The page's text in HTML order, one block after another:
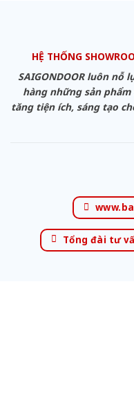
HỆ THỐNG
SAIGONDOOR luôn nỗ
hàng những sản
tăng tiện ích, sáng tạo
Tổng đài tư